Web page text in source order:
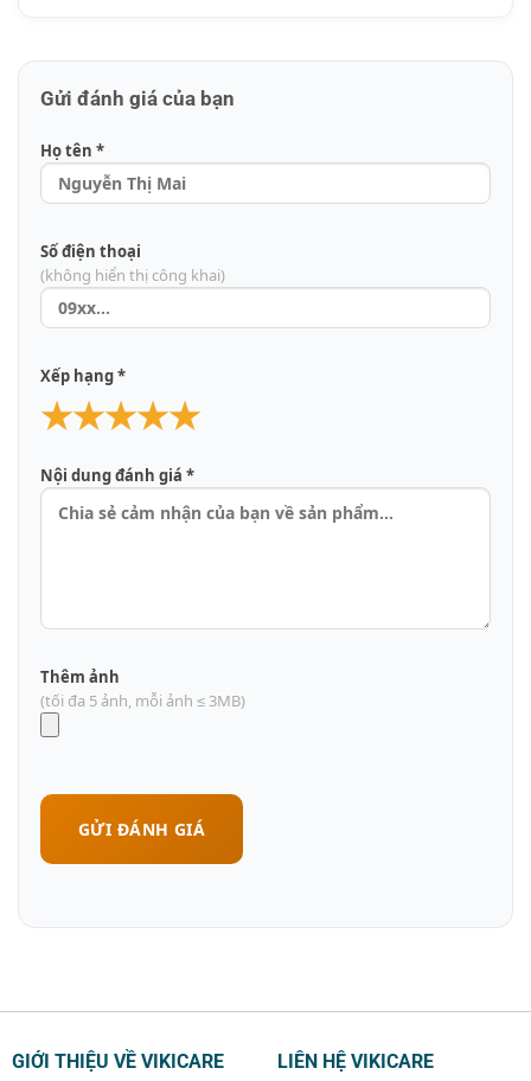
Gửi đánh giá của bạn
Họ tên *
Số điện thoại
(không hiển thị công khai)
Xếp hạng *
★★★★★
Nội dung đánh giá *
Thêm ảnh
(tối đa 5 ảnh, mỗi ảnh ≤ 3MB)
GỬI ĐÁNH GIÁ
GIỚI THIỆU VỀ VIKICARE LIÊN HỆ VIKICARE